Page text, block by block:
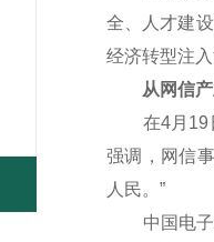
全、人才建
经济转型注入
从网信产
在4月19日
强调，网信
人民。”
中国电子董